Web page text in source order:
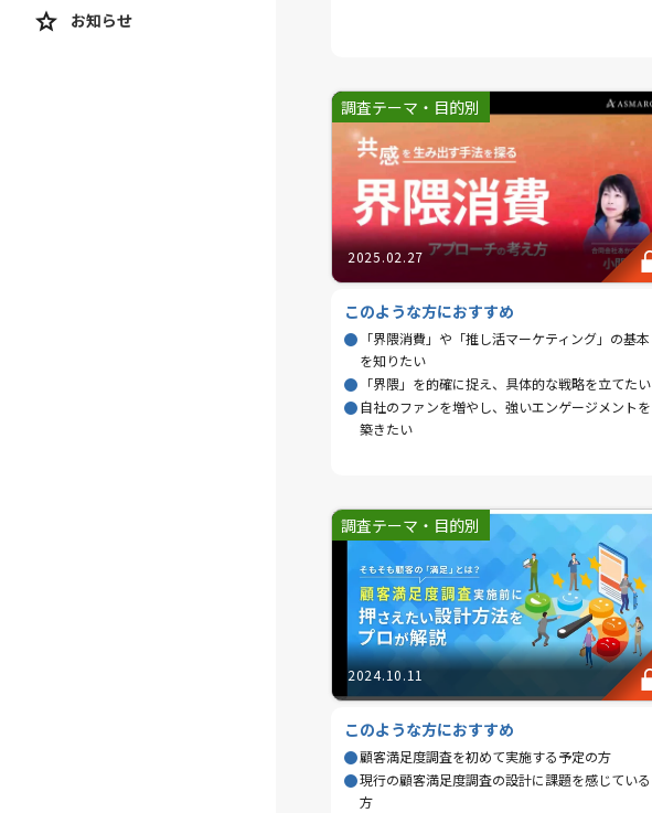
お知らせ
調査テーマ・目的別
2025.02.27
このような方におすすめ
「界隈消費」や「推し活マーケティング」の基本
を知りたい
「界隈」を的確に捉え、具体的な戦略を立てたい
自社のファンを増やし、強いエンゲージメントを
築きたい
調査テーマ・目的別
2024.10.11
このような方におすすめ
顧客満足度調査を初めて実施する予定の方
現行の顧客満足度調査の設計に課題を感じている
方